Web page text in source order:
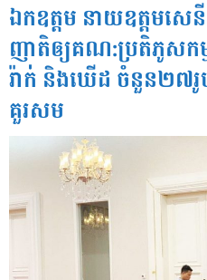
ឯកឧត្តម នាយឧត្តមស
ញាតិឲ្យគណ:ប្រតិភូសក
រ៉ាក់ និងឃើដ ចំនួន២៧
គួរសម